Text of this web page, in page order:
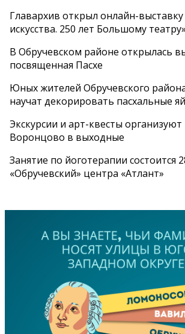
Главархив открыл онлайн-выставку
искусства. 250 лет Большому театру»
В Обручевском районе открылась
посвященная Пасхе
Юных жителей Обручевского
научат декорировать пасхальные
Экскурсии и арт-квесты организуют
Воронцово в выходные
Занятие по йоготерапии состоится
«Обручевский» центра «Атлант»